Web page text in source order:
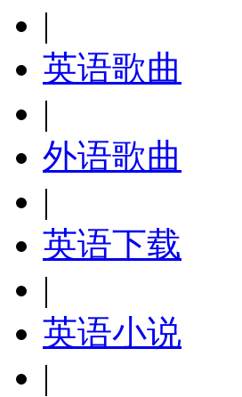
|
英语歌曲
|
外语歌曲
|
英语下载
|
英语小说
|